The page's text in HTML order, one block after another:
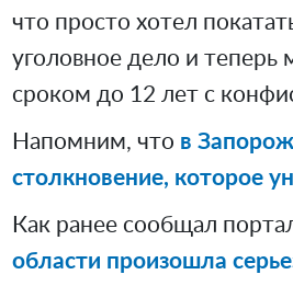
что просто хотел
уголовное дело и
сроком до 12 лет с
Напомним, что в
столкновение, которое
Как ранее сообщал
области произошла